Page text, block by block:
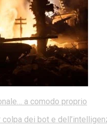
a comodo proprio